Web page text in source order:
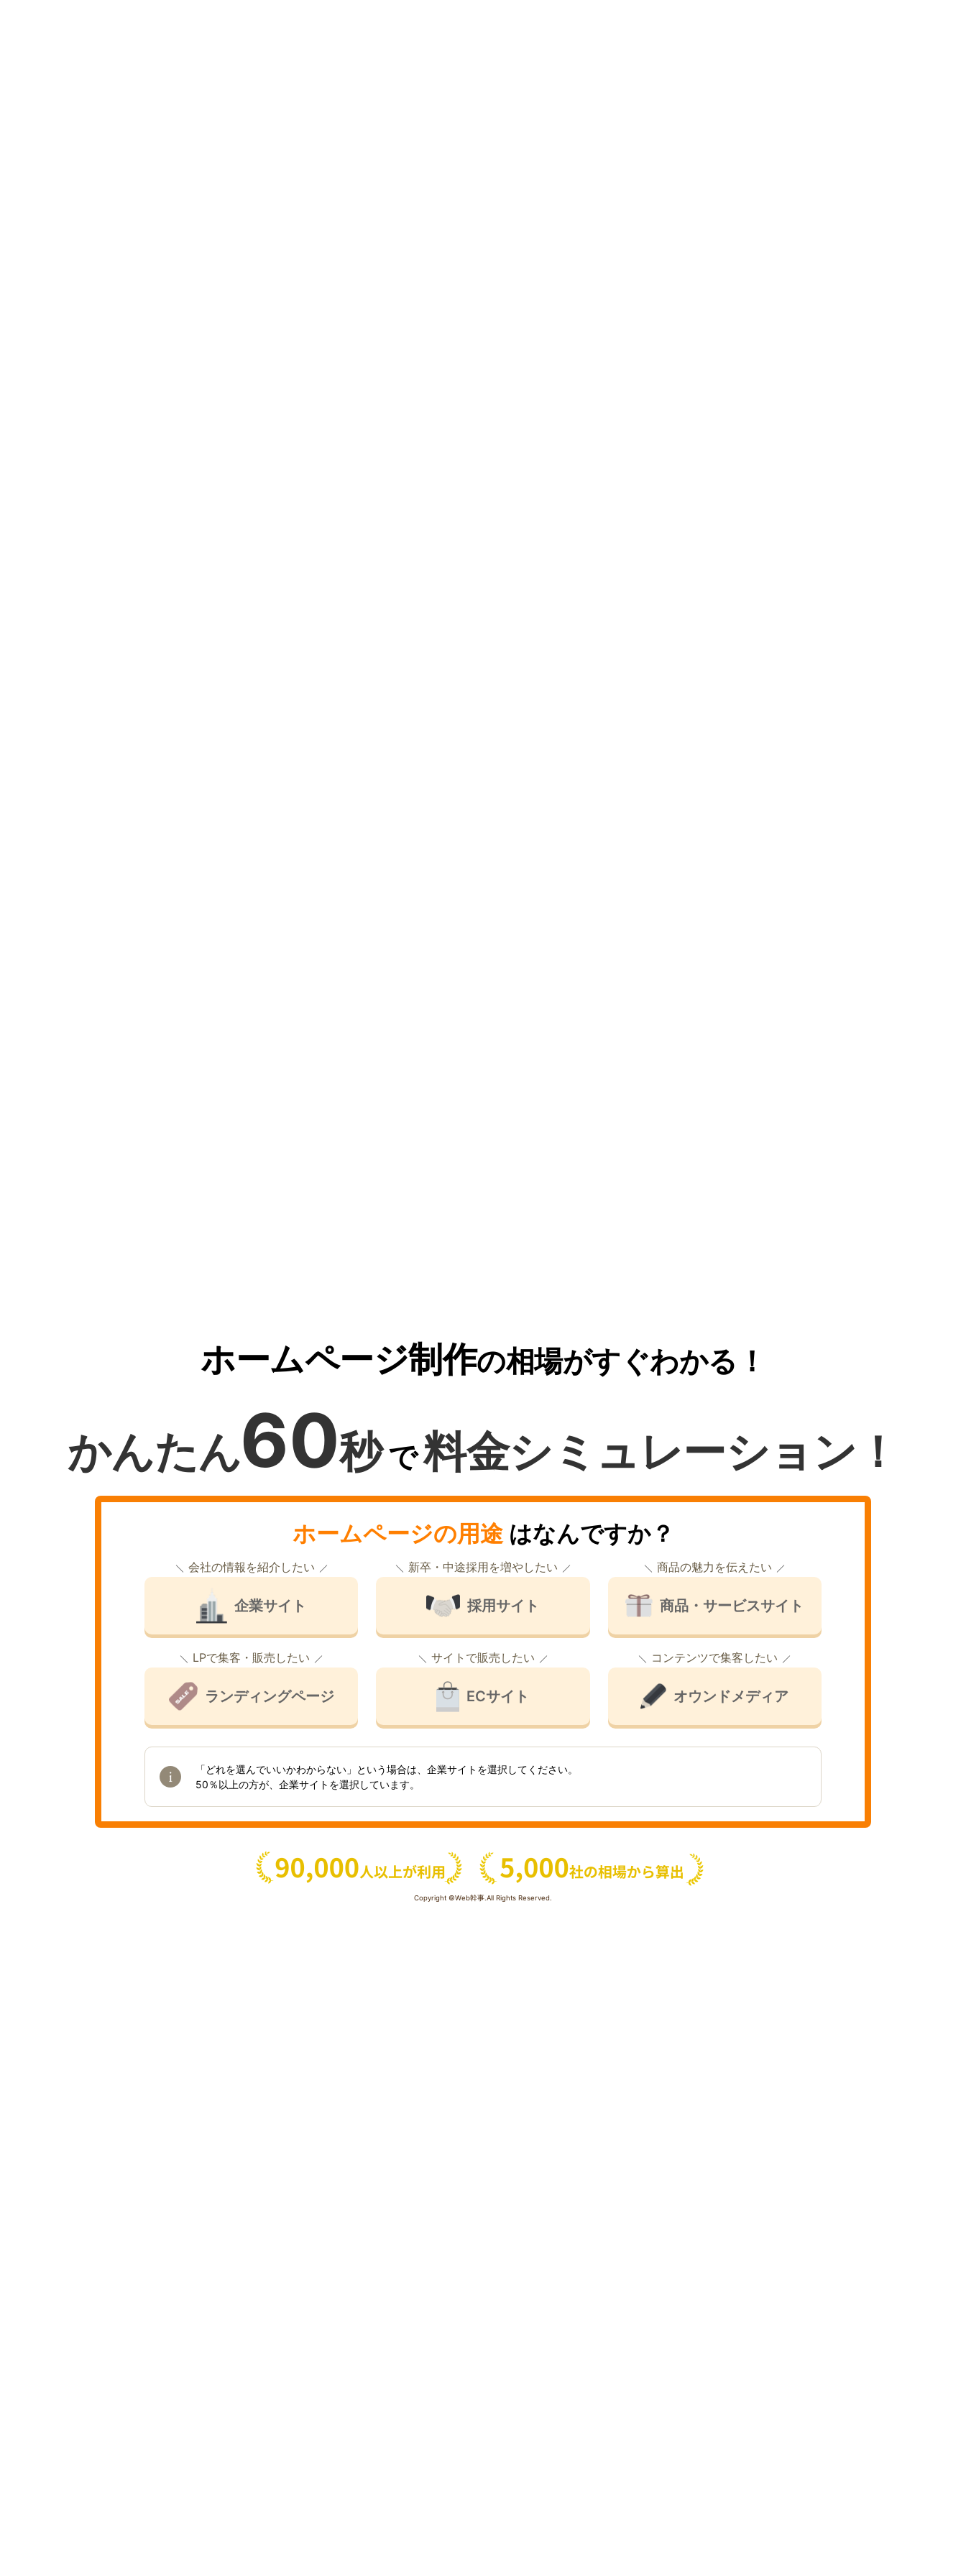
ホームページ制作の相場がすぐわかる！
かんたん60秒で料金シミュレーション！
ホームページの用途はなんですか？
会社の情報を紹介したい
企業サイト
新卒・中途採用を増やしたい
採用サイト
商品の魅力を伝えたい
商品・サービスサイト
LPで集客・販売したい
ランディングページ
サイトで販売したい
ECサイト
コンテンツで集客したい
オウンドメディア
「どれを選んでいいかわからない」という場合は、企業サイトを選択してください。
50％以上の方が、企業サイトを選択しています。
Copyright ©Web幹事.All Rights Reserved.